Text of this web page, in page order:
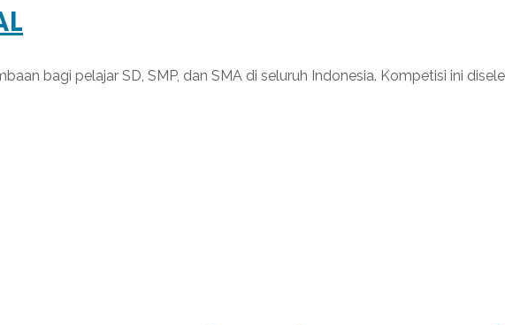
bagi pelajar SD, SMP, dan SMA di seluruh Indonesia. Kompetisi ini